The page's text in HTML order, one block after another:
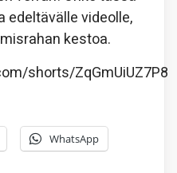
edeltävälle videolle,
kestoa.
shorts/ZqGmUiUZ7P8
WhatsApp